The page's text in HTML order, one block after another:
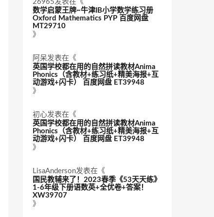
26965发表在《
数学启蒙王牌~牛津IB小学数学练习册
Oxford Mathematics PYP 百度网盘
MT29710
》
阿呆发表在《
英国学校都在用的自然拼读教材Anima
Phonics（含教材+练习纸+精美海报+互
动游戏+闪卡） 百度网盘 ET39948
》
初心发表在《
英国学校都在用的自然拼读教材Anima
Phonics（含教材+练习纸+精美海报+互
动游戏+闪卡） 百度网盘 ET39948
》
LisaAnderson发表在《
国民教辅来了！2023春季《53天天练》
1-6年级下册语数英+全优卷+答案！
XW39707
》